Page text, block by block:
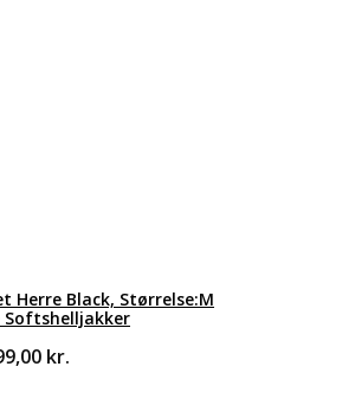
Herre Black, Størrelse:M
Softshelljakker
kr.